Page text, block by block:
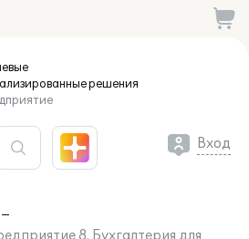
решения
Вход
8. Бухгалтерия для